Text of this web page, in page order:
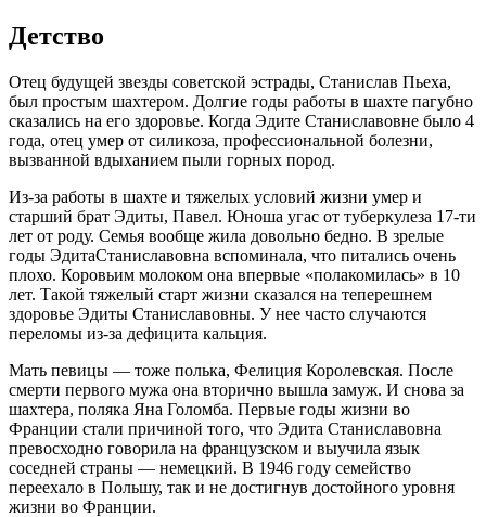
Детство
Отец будущей звезды советской эстрады, Станислав Пьеха,
был простым шахтером. Долгие годы работы в шахте пагубно
сказались на его здоровье. Когда Эдите Станиславовне было 4
года, отец умер от силикоза, профессиональной болезни,
вызванной вдыханием пыли горных пород.
Из-за работы в шахте и тяжелых условий жизни умер и
старший брат Эдиты, Павел. Юноша угас от туберкулеза 17-ти
лет от роду. Семья вообще жила довольно бедно. В зрелые
годы ЭдитаСтаниславовна вспоминала, что питались очень
плохо. Коровьим молоком она впервые «полакомилась» в 10
лет. Такой тяжелый старт жизни сказался на теперешнем
здоровье Эдиты Станиславовны. У нее часто случаются
переломы из-за дефицита кальция.
Мать певицы — тоже полька, Фелиция Королевская. После
смерти первого мужа она вторично вышла замуж. И снова за
шахтера, поляка Яна Голомба. Первые годы жизни во
Франции стали причиной того, что Эдита Станиславовна
превосходно говорила на французском и выучила язык
соседней страны — немецкий. В 1946 году семейство
переехало в Польшу, так и не достигнув достойного уровня
жизни во Франции.